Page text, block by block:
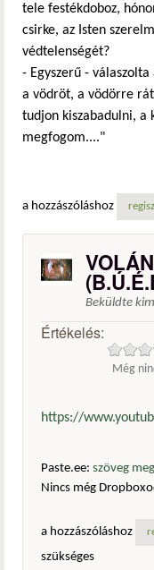
tele festékdoboz,
csirke, az Isten
védtelenségét?
- Egyszerű -
a vödröt, a vödörre
tudjon kiszabadulni, a
megfogom...."
a hozzászóláshoz
Beküldte
Értékelés:
Még
https://
Paste.ee: szöveg
Nincs még
a hozzászóláshoz
szükséges